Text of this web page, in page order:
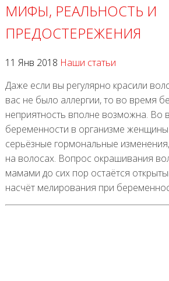
МИФЫ, РЕАЛЬНОСТЬ И
ПРЕДОСТЕРЕЖЕНИЯ
11 Янв 2018 Наши статьи
Даже если вы регулярно красили
вас не было аллергии, то во время
неприятность вполне возможна. Во
беременности в организме
серьёзные гормональные
на волосах. Вопрос окрашивания
мамами до сих пор остаётся
насчёт мелирования при